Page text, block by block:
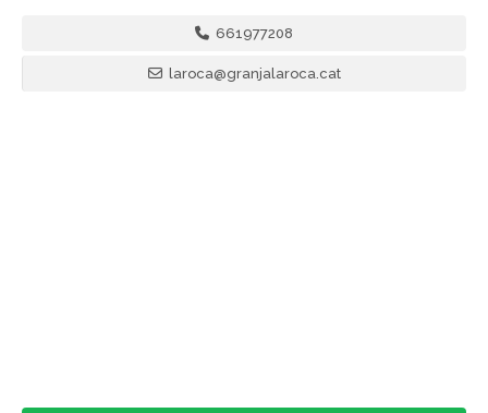
661977208
laroca@granjalaroca.cat